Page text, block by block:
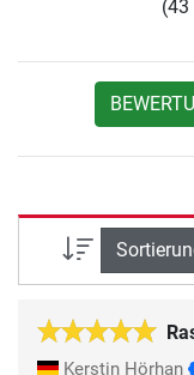
(43
Kerstin Hörhan